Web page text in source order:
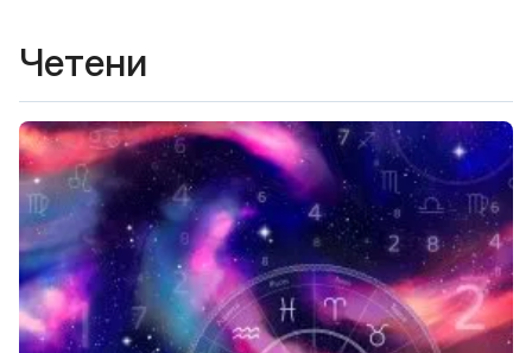
Четени